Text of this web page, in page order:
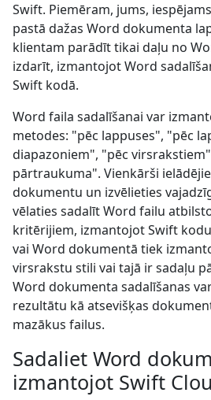
Swift. Piemēram, jums,
pastā dažas Word dokumenta
klientam parādīt tikai daļu no
izdarīt, izmantojot Word
Swift kodā.
Word faila sadalīšanai var
metodes: "pēc lappuses", "pēc
diapazoniem", "pēc
pārtraukuma". Vienkārši
dokumentu un izvēlieties
vēlaties sadalīt Word failu
kritērijiem, izmantojot Swift
vai Word dokumentā tiek
virsrakstu stili vai tajā ir sadaļu
Word dokumenta sadalīšanas
rezultātu kā atsevišķas
mazākus failus.
Sadaliet Word
izmantojot Swift